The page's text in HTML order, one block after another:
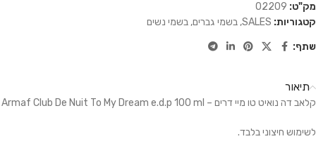
מק"ט: 02209
קטגוריות: SALES
,בשמי גברים,בשמי נשים
שתף:
תיאור
קלאב דה נואיט טו מיי דרים – Armaf Club De Nuit To My Dream e.d.p 100 ml
לשימוש חיצוני בלבד.